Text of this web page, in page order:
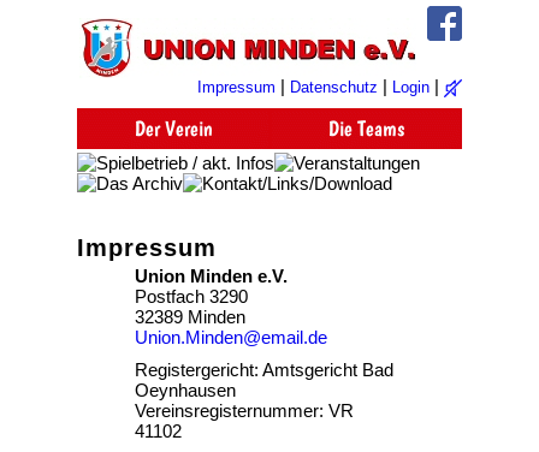
Impressum | Datenschutz | Login |
Impressum
Union Minden e.V.
Postfach 3290
32389 Minden
Union.Minden@email.de
Registergericht: Amtsgericht Bad
Oeynhausen
Vereinsregisternummer: VR
41102